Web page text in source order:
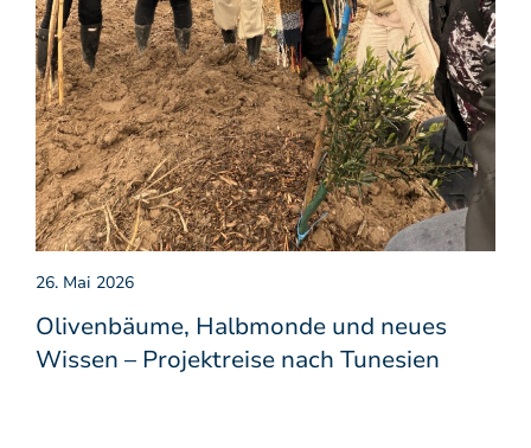
26. Mai 2026
Olivenbäume, Halbmonde und neues
Wissen – Projektreise nach Tunesien